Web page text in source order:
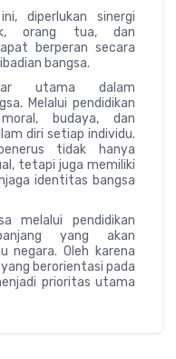
diperlukan sinergi
orang tua, dan
berperan secara
bangsa.
utama dalam
Melalui pendidikan
budaya, dan
diri setiap individu.
tidak hanya
tetapi juga memiliki
identitas bangsa
melalui pendidikan
yang akan
negara. Oleh karena
berorientasi pada
prioritas utama